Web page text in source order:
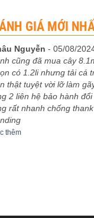
GIÁ MỚI
Nguyễn -05/08/
cũng đã mua cây
có 1.2li nhưng tải cá
thật tuyệt vời lỡ làm
2 liên hệ bảo hành đổi
rất nhanh chống thank
thêm